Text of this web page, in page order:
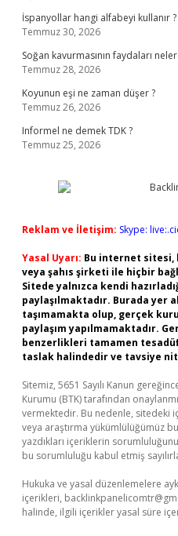
İspanyollar hangi alfabeyi kullanır ?
Temmuz 30, 2026
Soğan kavurmasının faydaları
Temmuz 28, 2026
Koyunun eşi ne zaman düşer ?
Temmuz 26, 2026
Informel ne demek TDK ?
Temmuz 25, 2026
Reklam ve İletişim: Skype:
Yasal Uyarı: Bu internet sitesi,
veya şahıs şirketi ile hiçbir
Sitede yalnızca kendi
paylaşılmaktadır. Burada
taşımamakta olup, gerçek
paylaşım yapılmamaktadır.
benzerlikleri tamamen
taslak halindedir ve tavsiye
Sitemiz, 5651 Sayılı Kanun
Kurumu (BTK) tarafından
vermektedir. Bu nedenle, sitedeki
veya araştırma yükümlülüğümüz
yazdıkları içeriklerin
bu sorumluluğu kabul etmiş
Hukuka ve yasal düzenlemelere
içerikleri,
halinde, ilgili içerikler yasal süre